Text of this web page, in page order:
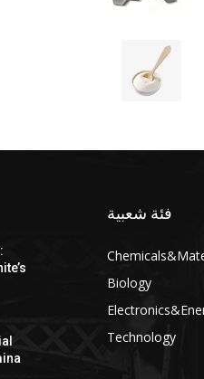
فئة شعبية
Biology
Technology